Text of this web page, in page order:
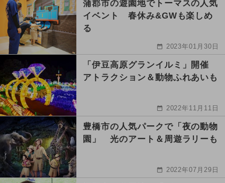
蒲郡市の遊園地でトーマスの人気
イベント 春休み&GWも楽しめ
る
2023年01月30日
「伊豆高原グランイルミ」開催
アトラクション＆動物ふれあいも
2022年11月11日
豊橋市の人気パークで「夜の動物
園」 光のアート＆周遊ラリーも
2022年07月29日